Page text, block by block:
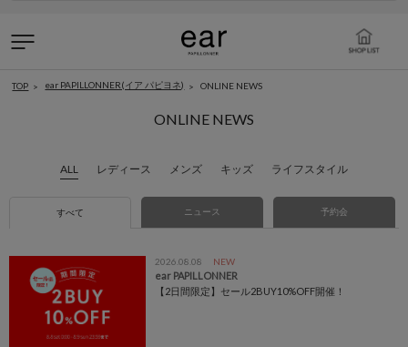
TOP ear PAPILLONNER(イア パピヨネ) ONLINE NEWS
ONLINE NEWS
ALL レディース メンズ キッズ ライフスタイル
すべて ニュース 予約会
2026.08.08 NEW
ear PAPILLONNER
【2日間限定】セール2BUY10%OFF開催！